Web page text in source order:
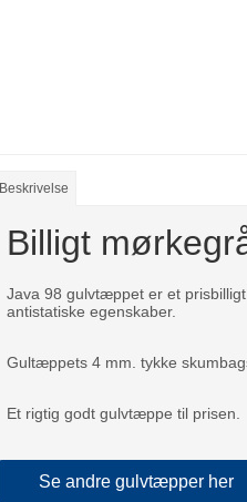
Beskrivelse
Billigt
Java 98 gulvtæppet er et
antistatiske egenskaber.
Gultæppets 4 mm. tykke
Et rigtig godt gulvtæppe til prisen.
Se andre gulvtæpper her